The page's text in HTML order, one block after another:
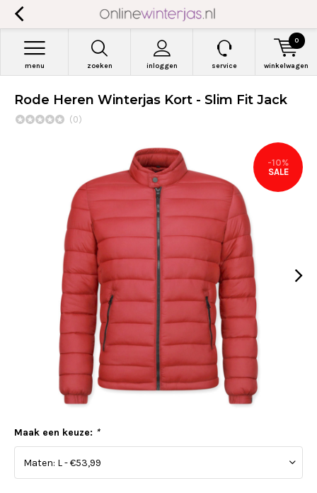
zoeken inloggen
menu service winkelwagen
0
Rode Heren Winterjas Kort - Slim Fit Jack
(0)
-10%
SALE
Maak een keuze: *